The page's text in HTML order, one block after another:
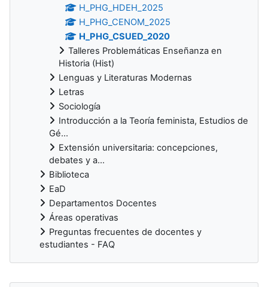
H_PHG_HDEH_2025
H_PHG_CENOM_2025
H_PHG_CSUED_2020
Talleres Problemáticas Enseñanza en
Historia (Hist)
Lenguas y Literaturas Modernas
Letras
Sociología
Introducción a la Teoría feminista, Estudios de
Gé...
Extensión universitaria: concepciones,
debates y a...
Biblioteca
EaD
Departamentos Docentes
Áreas operativas
Preguntas frecuentes de docentes y
estudiantes - FAQ